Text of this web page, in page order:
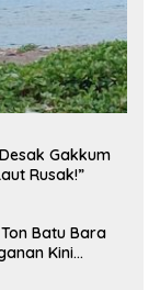
Gakkum
Rusak!”
Batu Bara
Kini